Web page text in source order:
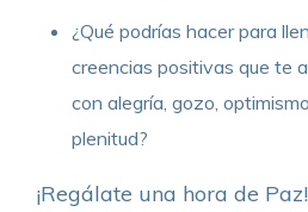
¿Qué podrías hacer para
creencias positivas que te
con alegría, gozo,
plenitud?
¡Regálate una hora de